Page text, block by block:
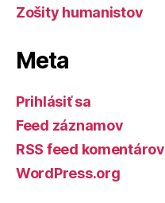
Zošity humanistov
Meta
Prihlásiť sa
Feed záznamov
RSS feed komentárov
WordPress.org